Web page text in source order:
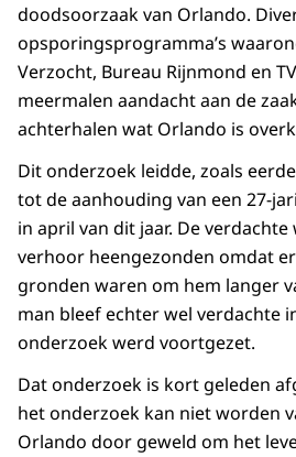
doodsoorzaak van Orlando.
opsporingsprogramma’s
Verzocht, Bureau Rijnmond en
meermalen aandacht aan de
achterhalen wat Orlando is
Dit onderzoek leidde, zoals
tot de aanhouding van een 27-
in april van dit jaar. De
verhoor heengezonden omdat
gronden waren om hem langer
man bleef echter wel verdachte
onderzoek werd voortgezet.
Dat onderzoek is kort geleden
het onderzoek kan niet worden
Orlando door geweld om het